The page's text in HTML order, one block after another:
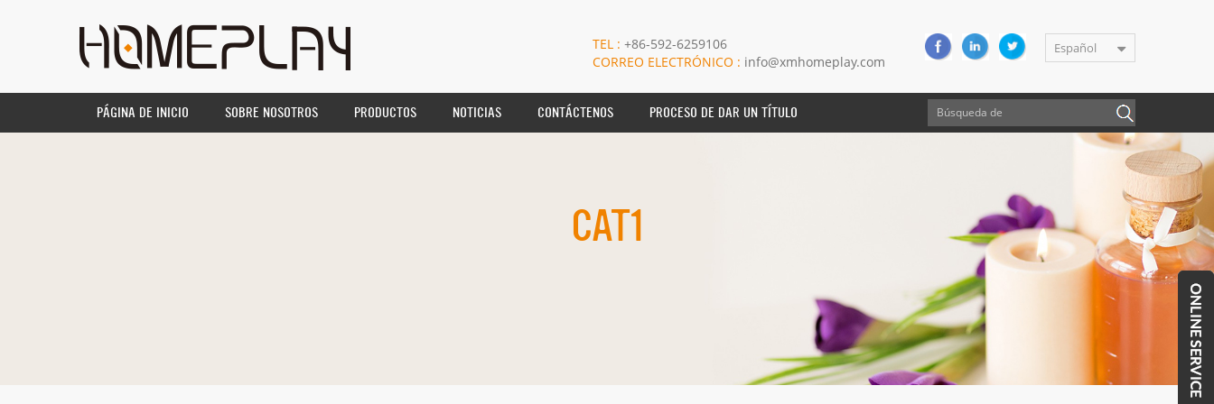
Español
TEL : +86-592-6259106
CORREO ELECTRÓNICO : info@xmhomeplay.com
PÁGINA DE INICIO SOBRE NOSOTROS PRODUCTOS NOTICIAS CONTÁCTENOS PROCESO DE DAR UN TÍTULO
CAT1